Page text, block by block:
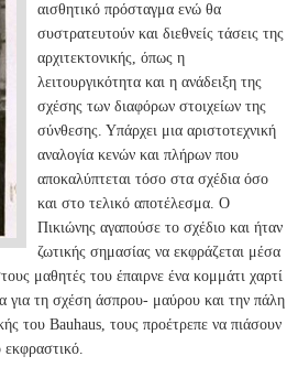
αισθητικό πρόσταγμα ενώ θα
συστρατευτούν και διεθνείς τάσεις της
αρχιτεκτονικής, όπως η
λειτουργικότητα και η ανάδειξη της
σχέσης των διαφόρων στοιχείων της
σύνθεσης. Υπάρχει μια αριστοτεχνική
αναλογία κενών και πλήρων που
αποκαλύπτεται τόσο στα σχέδια όσο
και στο τελικό αποτέλεσμα. Ο
Πικιώνης αγαπούσε το σχέδιο και ήταν
ζωτικής σημασίας να εκφράζεται μέσα
μαθητές του έπαιρνε ένα κομμάτι χαρτί
για τη σχέση άσπρου- μαύρου και την πάλη
του Bauhaus, τους προέτρεπε να πιάσουν
εκφραστικό.